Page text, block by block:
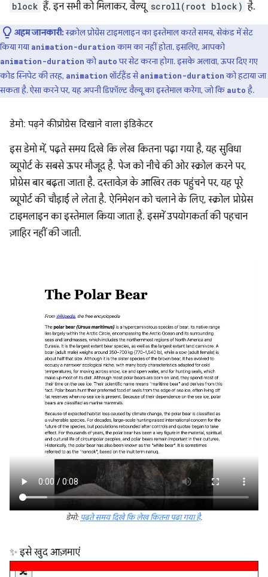
block हैं. इन सभी को मिलाकर, वैल्यू scroll(root block) है.
अहम जानकारी:स्क्रोल प्रोग्रेस टाइमलाइन का इस्तेमाल करते समय, सेकंड में सेट
किया गयाanimation-durationकाम का नहीं होता. इसलिए, आपको
animation-durationकोautoपर सेट करना होगा. इसके अलावा, ऊपर दिए गए
कोड स्निपेट की तरह, animation शॉर्टहैंड सेanimation-durationको हटाया जा
सकता है. ऐसा करने पर, यह अपनी डिफ़ॉल्ट वैल्यू का इस्तेमाल करेगा, जो कि autoहै.
डेमो: पढ़ने की प्रोग्रेस दिखाने वाला इंडिकेटर
इस डेमो में, पढ़ते समय दिखे कि लेख कितना पढ़ा गया है, यह सुविधा
व्यूपोर्ट के सबसे ऊपर मौजूद है. पेज को नीचे की ओर स्क्रोल करने पर,
प्रोग्रेस बार बढ़ता जाता है. दस्तावेज़ के आखिर तक पहुंचने पर, यह पूरे
व्यूपोर्ट की चौड़ाई ले लेता है. ऐनिमेशन को चलाने के लिए, स्क्रोल प्रोग्रेस
टाइमलाइन का इस्तेमाल किया जाता है. इसमें उपयोगकर्ता की पहचान
ज़ाहिर नहीं की जाती.
डेमो:पढ़ते समय दिखे कि लेख कितना पढ़ा गया है.
✨ इसे खुद आज़माएं